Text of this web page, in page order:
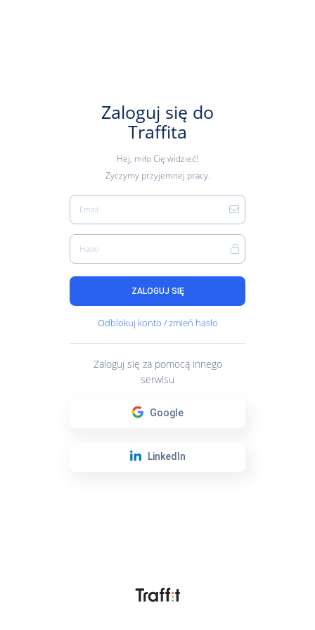
Zaloguj się do
Traffita
Hej, miło Cię widzieć!
Życzymy przyjemnej pracy.
Email
Hasło
ZALOGUJ SIĘ
Odblokuj konto / zmień hasło
Zaloguj się za pomocą innego
serwisu
Google
LinkedIn